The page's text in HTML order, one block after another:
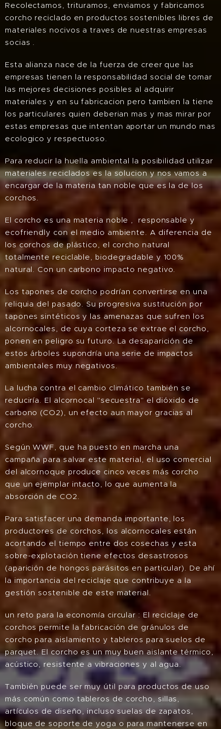
Recolectamos, trituramos, enviamos y fabricamos
corcho reciclado en productos sostenibles libres de
materiales nocivos a traves de nuestras empresas
socias .
Esta alianza nace de la fuerza de creer que las
empresas tienen la responsabilidad social de tomar
las mejores decisiones posibles al adquirir
materiales y en su fabricacion pero tambien la tiene
los particulares quien deberian mas y mas mirar por
estas empresas que intentan aportar un mundo mas
ecologico y respectuoso.
Para reducir la huella ambiental la posibilidad utilizar
materiales reciclados es la solucion y nos vamos a
encargar de lamateria tan noble que es la de los
corchos.
El corcho es una materia noble , responsable y
ecofriendly con el medio ambiente. A diferencia de
los corchos de plástico, el corcho natural
totalmente reciclable, biodegradable y 100%
natural. Con un carbono impacto negativo.
Los tapones de corcho podrían convertirse en una
reliquia del pasado. Su progresiva sustitución por
tapones sintéticos y las amenazas que sufren los
alcornocales, de cuya corteza se extrae el corcho,
ponen en peligro su futuro. La desaparición de
estos árboles supondría una serie de impactos
ambientales muy negativos.
La lucha contra el cambio climático también se
reduciría. El alcornocal "secuestra" el dióxido de
carbono (CO2), un efecto aun mayor gracias al
corcho.
Según WWF, que ha puesto en marcha una
campaña para salvar este material, el uso comercial
del alcornoque produce cinco veces más corcho
que un ejemplar intacto, lo que aumenta la
absorción de CO2.
Para satisfacer una demanda importante, los
productores de corchos, los alcornocales están
acortando el tiempo entre dos cosechas y esta
sobre-explotación tiene efectos desastrosos
(aparición de hongos parásitos en particular). De ahí
la importancia del reciclaje que contribuye a la
gestión sostenible de este material.
un reto para la economía circular : El reciclaje de
corchos permite la fabricación de gránulos de
corcho para aislamiento y tableros para suelos de
parquet. El corcho es un muy buen aislante térmico,
acústico, resistente a vibraciones y al agua.
También puede ser muy útil para productos de uso
más común como tableros de corcho, sillas,
artículos de diseño, incluso suelas de zapatos,
bloque de soporte de yoga o para mantenerse en